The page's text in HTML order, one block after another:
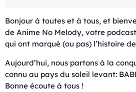
Bonjour à toutes et à tous, et
de Anime No Melody, votre
qui ont marqué (ou pas) l’histoire
Aujourd’hui, nous partons à la
connu au pays du soleil levant:
Bonne écoute à tous !